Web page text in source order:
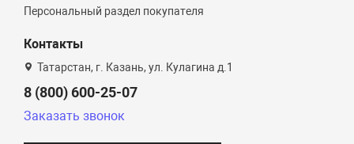
Персональный раздел покупателя
Контакты
Татарстан, г. Казань, ул. Кулагина д.1
8 (800) 600-25-07
Заказать звонок